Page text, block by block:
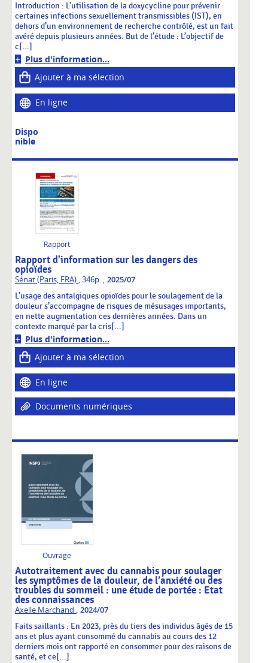
Introduction : L’utilisation de la doxycycline pour prévenir
certaines infections sexuellement transmissibles (IST), en
dehors d’un environnement de recherche contrôlé, est un fait
avéré depuis plusieurs années. But de l’étude : L’objectif de
c[...]
Plus d'information...
Ajouter à ma sélection
En ligne
Dispo
nible
Rapport
Rapport d'information sur les dangers des
opioïdes
Sénat (Paris, FRA) , 346p. 2025/07
L’usage des antalgiques opioïdes pour le soulagement de la
douleur s’accompagne de risques de mésusages importants,
en nette augmentation ces dernières années. Dans un
contexte marqué par la cris[...]
Plus d'information...
Ajouter à ma sélection
En ligne
Documents numériques
Ouvrage
Autotraitement avec du cannabis pour soulager
les symptômes de la douleur, de l’anxiété ou des
troubles du sommeil : une étude de portée : Etat
des connaissances
Axelle Marchand , 2024/07
Faits saillants : En 2023, près du tiers des individus âgés de 15
ans et plus ayant consommé du cannabis au cours des 12
derniers mois ont rapporté en consommer pour des raisons de
santé, et ce[...]